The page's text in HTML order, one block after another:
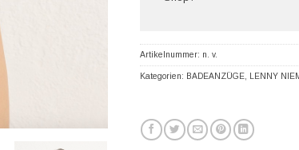
Artikelnummer: n. v.
Kategorien: BADEANZÜGE LENNY